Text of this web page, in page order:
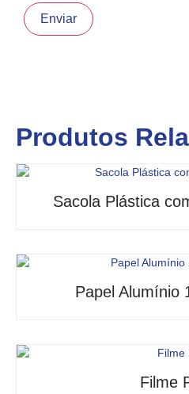
Produtos
Sacola Plástica
Papel Alumínio
Filme